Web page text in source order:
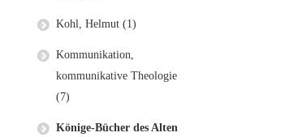
Kohl, Helmut (1)
Kommunikation,
kommunikative Theologie
(7)
Könige-Bücher des Alten